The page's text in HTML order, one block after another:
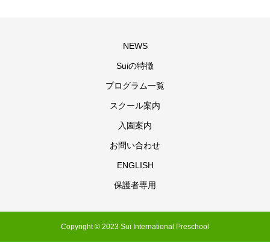
NEWS
Suiの特徴
プログラム一覧
スクール案内
入園案内
お問い合わせ
ENGLISH
保護者専用
Copyright © 2023 Sui International Preschool